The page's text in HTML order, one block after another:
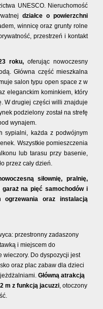
UNESCO. Nieruchomość
działce o powierzchni
winnicę oraz grunty rolne
przestrzeń i kontakt
roku, oferując nowoczesny
Główna część mieszkalna
salon typu open space z w
eleganckim kominkiem, który
W drugiej części willi znajduje
podzielony został na strefę
wynajem.
sypialni, każda z podwójnym
Wszystkie pomieszczenia
lub tarasu przy basenie,
przez cały dzień.
siłownię, pralnię,
na pięć samochodów i
ogrzewania oraz instalacją
przestronny zadaszony
i miejscem do
wieczory. Do dyspozycji jest
oraz plac zabaw dla dzieci
Główną atrakcją
m z funkcją jacuzzi, otoczony